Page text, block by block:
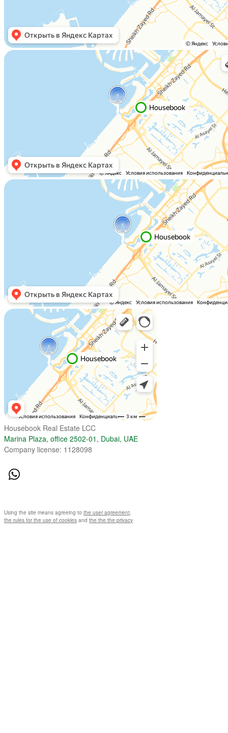
Housebook Real Estate LCC
Marina Plaza, office 2502-01, Dubai, UAE
Company license: 1128098
Using the site means agreeing to the user agreement,
the rules for the use of cookies and the the the privacy